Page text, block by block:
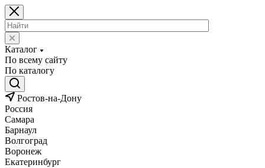
Каталог
По всему сайту
По каталогу
Ростов-на-Дону
Россия
Самара
Барнаул
Волгоград
Воронеж
Екатеринбург